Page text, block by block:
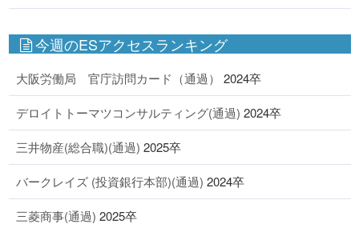
今週のESアクセスランキング
大阪労働局 官庁訪問カード（通過） 2024卒
デロイトトーマツコンサルティング(通過) 2024卒
三井物産(総合職)(通過) 2025卒
バークレイズ (投資銀行本部)(通過) 2024卒
三菱商事(通過) 2025卒